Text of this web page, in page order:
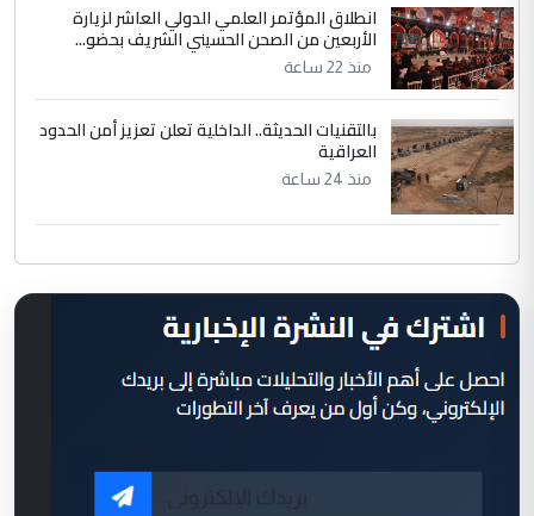
انطلاق المؤتمر العلمي الدولي العاشر لزيارة
الأربعين من الصحن الحسيني الشريف بحضو...
منذ 22 ساعة
بالتقنيات الحديثة.. الداخلية تعلن تعزيز أمن الحدود
العراقية
منذ 24 ساعة